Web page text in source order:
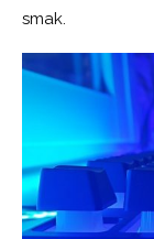
smak.